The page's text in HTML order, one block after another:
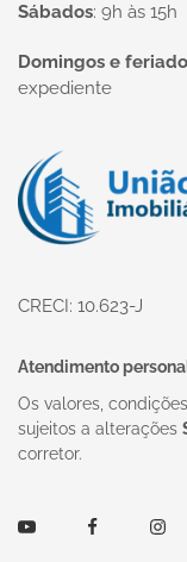
Sábados: 9h às 15h
Domingos e
expediente
Página inicial
CRECI: 10.623-J
Atendimento
Os valores,
sujeitos a alterações
corretor.
Youtube Facebook